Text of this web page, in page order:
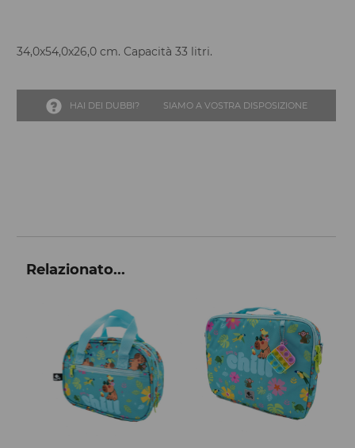
34,0x54,0x26,0 cm. Capacità 33 litri.
HAI DEI DUBBI? SIAMO A VOSTRA DISPOSIZIONE
Relazionato...